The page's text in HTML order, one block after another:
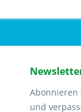
Abonnieren
und